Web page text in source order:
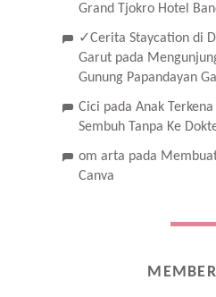
Grand Tjokro Hotel
✓Cerita Staycation di
Garut pada
Gunung Papandayan
Cici pada Anak
Sembuh Tanpa Ke
om arta pada
Canva